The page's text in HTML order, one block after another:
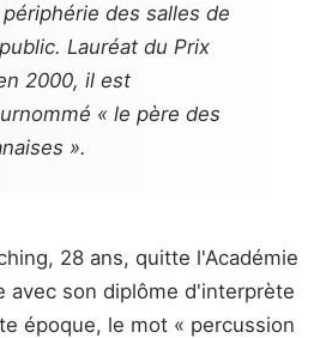
des salles de
Lauréat du Prix
2000, il est
« le père des
».
28 ans, quitte l'Académie
avec son diplôme d'interprète
époque, le mot « percussion